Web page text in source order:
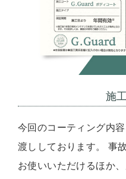
施
今回のコーティング内
渡ししております。 事
お使いいただけるほか